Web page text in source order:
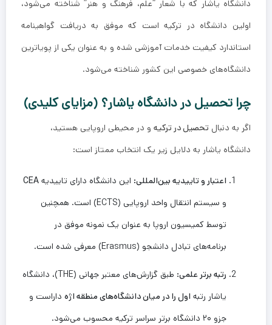
دانشگاه یاشار که با شعار “علم، فرهنگ و هنر” شناخته می‌شود،
اولین دانشگاه در ترکیه است که موفق به دریافت گواهینامه
استاندارد کیفیت خدمات آموزشی شده و به عنوان یکی از پویاترین
دانشگاه‌های خصوصی این کشور شناخته می‌شود.
چرا تحصیل در دانشگاه یاشار؟ (مزایای کلیدی)
اگر به دنبال تحصیل در ترکیه و در محیطی اروپایی هستید،
دانشگاه یاشار به دلایل زیر یک انتخاب ممتاز است:
اعتبار و تاییدیه بین‌المللی: این دانشگاه دارای تاییدیه CEA
و سیستم انتقال واحد اروپایی (ECTS) است. همچنین
توسط کمیسیون اروپا به عنوان یک نمونه موفق در
برنامه‌های تبادل دانشجو (Erasmus) معرفی شده است.
رتبه برتر علمی:
طبق گزارش‌های معتبر جهانی (THE)، دانشگاه
یاشار رتبه اول را در میان دانشگاه‌های منطقه اژه داراست و
جزو ۲۰ دانشگاه برتر سراسر ترکیه محسوب می‌شود.